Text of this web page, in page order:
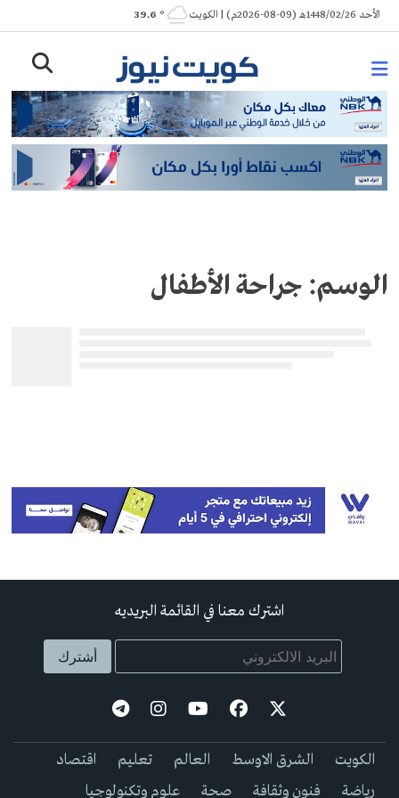
Skip
to
الأحد 1448/02/26هـ (09-08-2026م) | الكويت ° 39.6
الوسم: جراحة الأطفال
اشترك معنا في القائمة البريديه
الكويت الشرق الاوسط العالم تعليم
اقتصاد
رياضة
فنون وثقافة صحة علوم وتكنولوجيا